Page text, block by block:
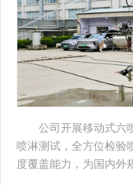
公司开展移动式六
喷淋测试，全方位检验
度覆盖能力，为国内外